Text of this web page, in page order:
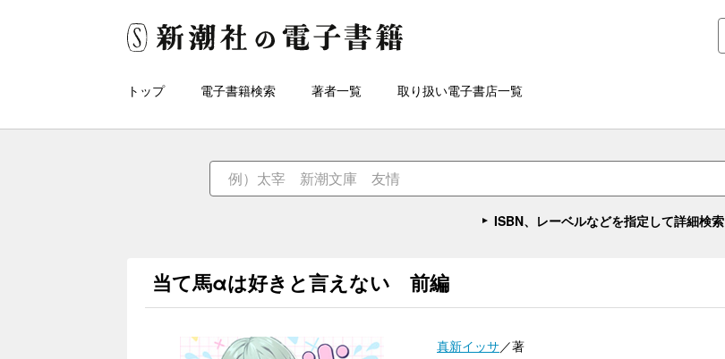
トップ 電子書籍検索 著者一覧 取り扱い電子書店一覧
ISBN、レーベルなどを指定して詳細検索
当て馬αは好きと言えない 前編
真新イッサ／著